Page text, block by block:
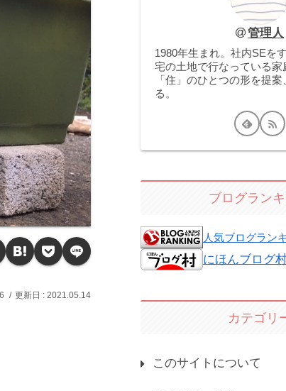
2021.05.14
管理人
1980年生まれ。社内SEを
宅の土地で行なっている家
「住」のひとつの形を提
る。
ブログラン
人気ブログラン
にほんブログ
カテゴリ
このサイトについて